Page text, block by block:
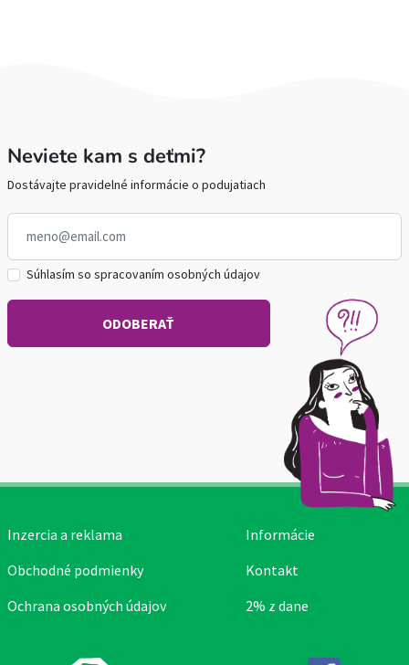
Neviete kam s deťmi?
Dostávajte pravidelné informácie o podujatiach
Súhlasím so spracovaním osobných údajov
Inzercia a reklama
Obchodné podmienky
Ochrana osobných údajov
Informácie
Kontakt
2% z dane